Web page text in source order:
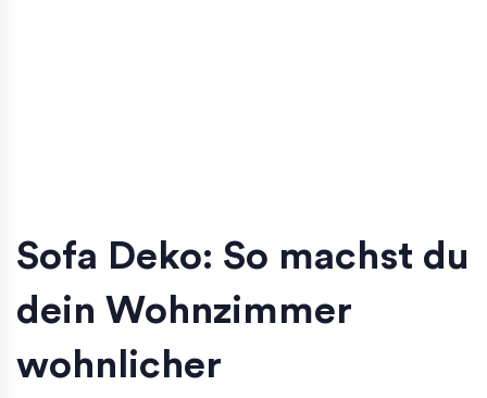
Sofa Deko: So machst du
dein Wohnzimmer
wohnlicher